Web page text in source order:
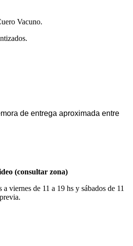
Vacuno.
de entrega aproximada entre
(consultar zona)
viernes de 11 a 19 hs y sábados de 11